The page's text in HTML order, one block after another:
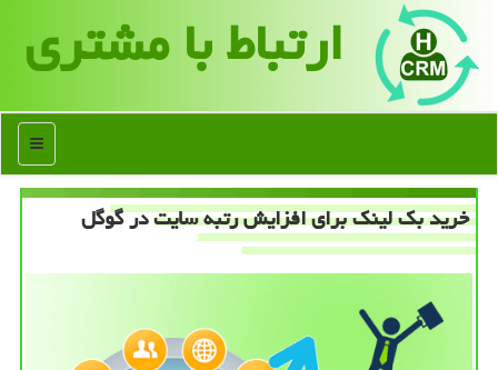
ارتباط با مشتری
منو
خرید بك لینك برای افزایش رتبه سایت در گوگل